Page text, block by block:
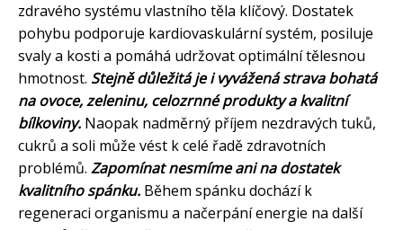
zdravého systému vlastního těla klíčový. Dostatek
pohybu podporuje kardiovaskulární systém, posiluje
svaly a kosti a pomáhá udržovat optimální tělesnou
hmotnost. Stejně důležitá je i vyvážená strava bohatá
na ovoce, zeleninu, celozrnné produkty a kvalitní
bílkoviny. Naopak nadměrný příjem nezdravých tuků,
cukrů a soli může vést k celé řadě zdravotních
problémů. Zapomínat nesmíme ani na dostatek
kvalitního spánku. Během spánku dochází k
regeneraci organismu a načerpání energie na další